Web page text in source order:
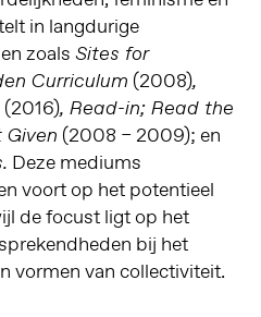
in langdurige
zoals Sites for
Curriculum (2008),
(2016), Read-in; Read the
(2008 – 2009); en
Deze mediums
voort op het potentieel
de focust ligt op het
bij het
vormen van collectiviteit.